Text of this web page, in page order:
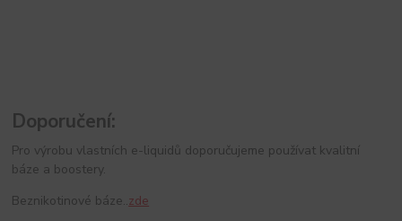
Doporučení:
Pro výrobu vlastních e-liquidů doporučujeme používat kvalitní
báze a boostery.
Beznikotinové báze..zde